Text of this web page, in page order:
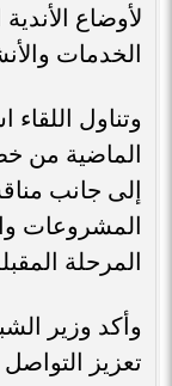
لأوضاع
الخدمات
وتناول
الماضية من
إلى جانب
المشروعات
المرحلة
وأكد وزير
تعزيز التواصل